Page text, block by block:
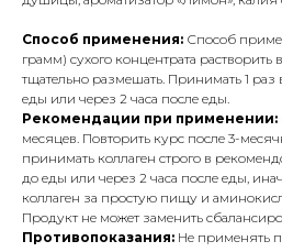
Способ применения: Способ
грамм) сухого концентрата растворить
тщательно размешать. Принимать 1 раз
еды или через 2 часа после еды.
Рекомендации при применении:
месяцев. Повторить курс после 3-
принимать коллаген строго в
до еды или через 2 часа после еды,
коллаген за простую пищу и
Продукт не может заменить
Противопоказания: Не применять